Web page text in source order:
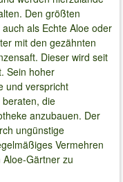
Den größten
als Echte Aloe oder
mit den gezähnten
Dieser wird seit
Sein hoher
und verspricht
die
anzubauen. Der
ungünstige
Vermehren
Gärtner zu